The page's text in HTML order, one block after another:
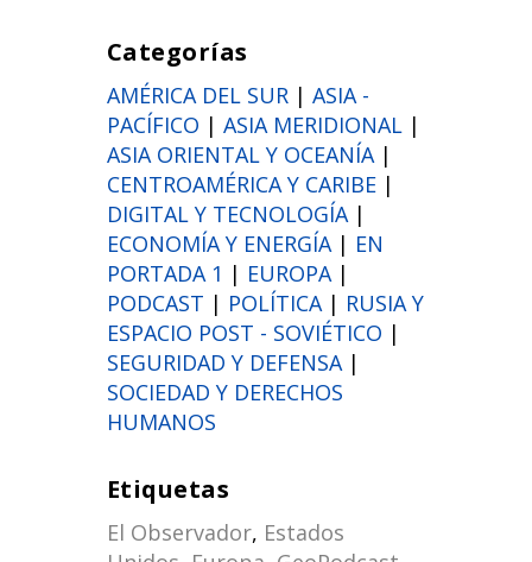
Categorías
AMÉRICA DEL SUR| ASIA -
PACÍFICO | ASIA MERIDIONAL|
ASIA ORIENTAL Y OCEANÍA|
CENTROAMÉRICA Y CARIBE|
DIGITAL Y TECNOLOGÍA|
ECONOMÍA Y ENERGÍA| EN
PORTADA 1 | EUROPA|
PODCAST | POLÍTICA| RUSIA Y
ESPACIO POST - SOVIÉTICO |
SEGURIDAD Y DEFENSA|
SOCIEDAD Y DERECHOS
HUMANOS
Etiquetas
El Observador, Estados